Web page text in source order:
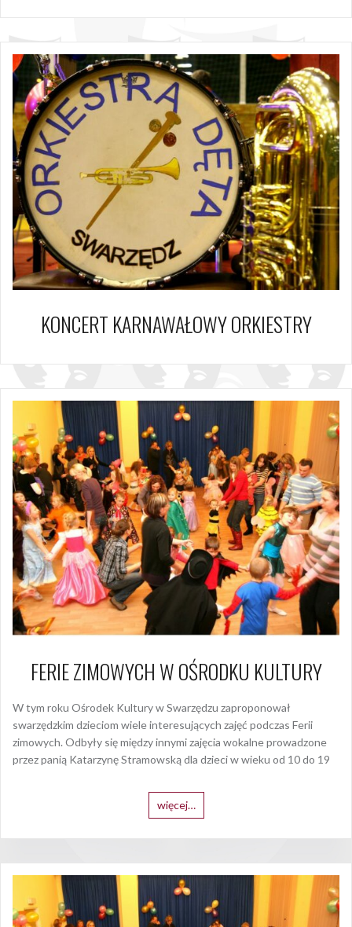
KONCERT KARNAWAŁOWY ORKIESTRY
FERIE ZIMOWYCH W OŚRODKU KULTURY
W tym roku Ośrodek Kultury w Swarzędzu zaproponował
swarzędzkim dzieciom wiele interesujących zajęć podczas Ferii
zimowych. Odbyły się między innymi zajęcia wokalne prowadzone
przez panią Katarzynę Stramowską dla dzieci w wieku od 10 do 19
więcej…